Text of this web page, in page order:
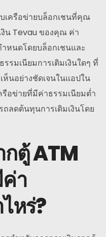
เครือข่ายบล็อกเชนที่คุณ
งิน Tevau ของคุณ ค่า
หนดโดยบล็อกเชนและ
รมเนียมการเติมเงินใดๆ ที่
นอย่างชัดเจนในแอปใน
อข่ายที่มีค่าธรรมเนียมต่ำ
ลดต้นทุนการเติมเงินโดย
กตู้ ATM
า
หร่?